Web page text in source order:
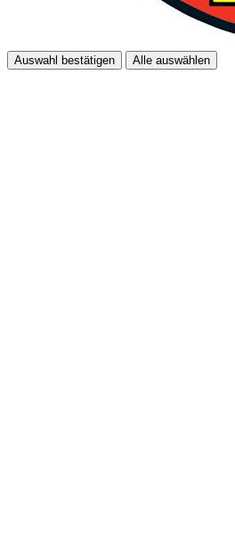
Auswahl bestätigen Alle auswählen